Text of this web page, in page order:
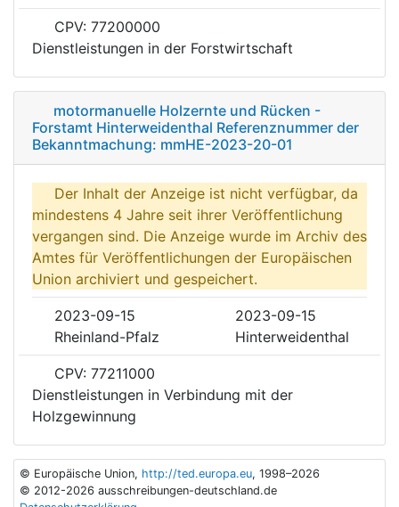
CPV: 77200000
Dienstleistungen in der Forstwirtschaft
motormanuelle Holzernte und Rücken -
Forstamt Hinterweidenthal Referenznummer der
Bekanntmachung: mmHE-2023-20-01
Der Inhalt der Anzeige ist nicht verfügbar, da
mindestens 4 Jahre seit ihrer Veröffentlichung
vergangen sind. Die Anzeige wurde im Archiv des
Amtes für Veröffentlichungen der Europäischen
Union archiviert und gespeichert.
2023-09-15
2023-09-15
Rheinland-Pfalz
Hinterweidenthal
CPV: 77211000
Dienstleistungen in Verbindung mit der
Holzgewinnung
© Europäische Union, http://ted.europa.eu, 1998–2026
© 2012-2026 ausschreibungen-deutschland.de